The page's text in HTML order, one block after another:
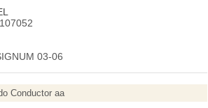
03-06
Conductor aa